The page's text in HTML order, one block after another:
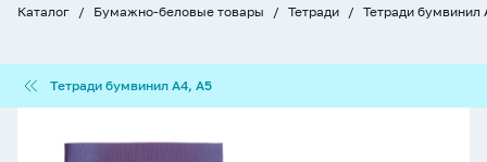
Каталог Бумажно-беловые товары Тетради Тетради бумвинил
бумвинил
А4,
Тетради бумвинил А4, А5